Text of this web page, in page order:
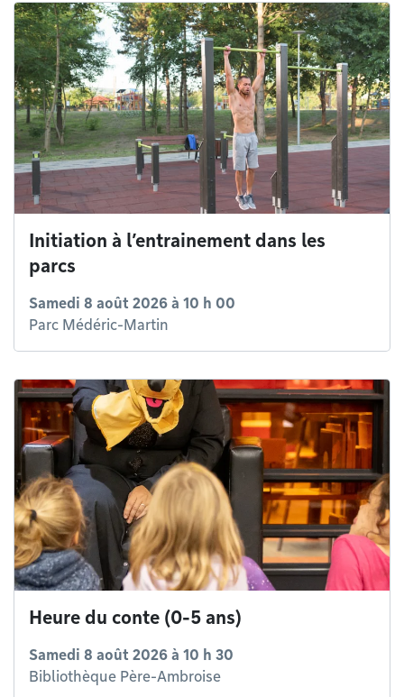
Initiation à l’entrainement dans les
parcs
Samedi 8 août 2026 à 10 h 00
Parc Médéric-Martin
Heure du conte (0-5 ans)
Samedi 8 août 2026 à 10 h 30
Bibliothèque Père-Ambroise